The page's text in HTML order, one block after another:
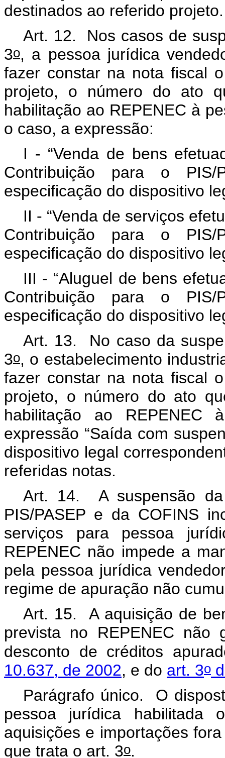
destinados ao referido
Art. 12. Nos casos de
3o, a pessoa jurídica
fazer constar na nota fiscal
projeto, o número do ato
habilitação ao REPENEC à
o caso, a expressão:
I - “Venda de bens
Contribuição para o
especificação do dispositivo
II - “Venda de serviços
Contribuição para o
especificação do dispositivo
III - “Aluguel de bens
Contribuição para o
especificação do dispositivo
Art. 13. No caso da
3o, o estabelecimento
fazer constar na nota fiscal
projeto, o número do ato
habilitação ao
expressão “Saída com
dispositivo legal
referidas notas.
Art. 14. A suspensão
PIS/PASEP e da COFINS
serviços para pessoa
REPENEC não impede a
pela pessoa jurídica
regime de apuração não
Art. 15. A aquisição de
prevista no REPENEC não
desconto de créditos
10.637, de 2002, e do art. 3o
Parágrafo único. O
pessoa jurídica habilitada
aquisições e importações
que trata o art. 3o.